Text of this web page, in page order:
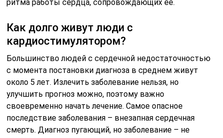
ритма работы сердца, сопровождающих ее.
Как долго живут люди с
кардиостимулятором?
Большинство людей с сердечной недостаточностью
с момента постановки диагноза в среднем живут
около 5 лет. Излечить заболевание нельзя, но
улучшить прогноз можно, поэтому важно
своевременно начать лечение. Самое опасное
последствие заболевания – внезапная сердечная
смерть. Диагноз пугающий, но заболевание – не